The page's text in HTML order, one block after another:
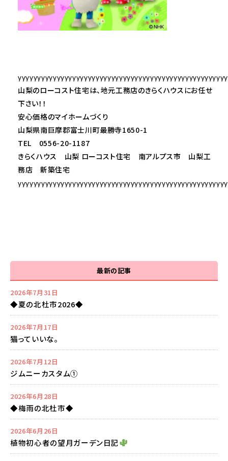
山梨のローコスト住宅は、地元工務店のきらくハウスにお任せ
下さい！！
安心価格のマイホームづくり
山梨県南巨摩郡富士川町最勝寺1650-1
TEL 0556-20-1187
きらくハウス 山梨 ローコスト住宅 南アルプス市 山梨工
務店 新築住宅
最新の記事
2026年7月31日
◆夏の北杜市2026◆
2026年7月17日
猫っていいな。
2026年7月12日
ジムニーカスタム①
2026年6月28日
◆梅雨の北杜市◆
2026年6月26日
植物初心者の望月ガーデン日記